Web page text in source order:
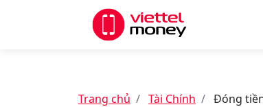
Trang chủ Tài Chính Đóng